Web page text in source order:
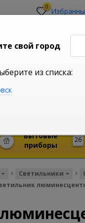
0
МАГАЗИН
26
Бытовые
приборы
Светильники
свой город
из списка: